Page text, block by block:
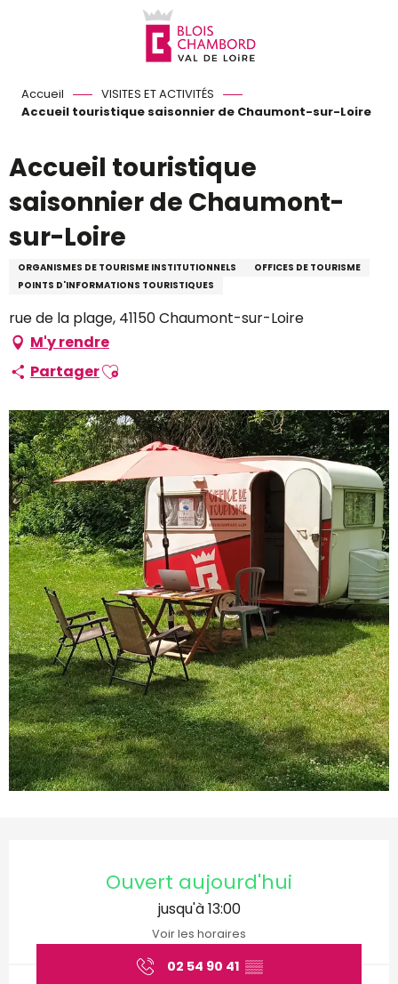
Accueil
VISITES ET ACTIVITÉS
Accueil touristique saisonnier de Chaumont-sur-Loire
Accueil touristique
saisonnier de Chaumont-
sur-Loire
ORGANISMES DE TOURISME INSTITUTIONNELS
OFFICES DE TOURISME
POINTS D'INFORMATIONS TOURISTIQUES
rue de la plage, 41150 Chaumont-sur-Loire
M'y rendre
PartagerAjouter aux favoris
Ouvert aujourd'hui
jusqu'à 13:00
Voir les horaires
02 54 90 41 ▒▒